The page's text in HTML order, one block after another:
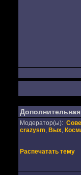
Модератор(ы):
crazysm, Вых,
Распечатать тему